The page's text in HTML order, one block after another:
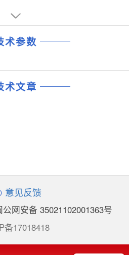
术参数
术文章
意见反馈
公网安备 35021102001363号
备17018418